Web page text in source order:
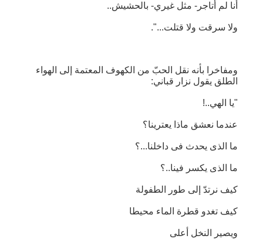
أنا لم أتاجر- مثل غيري- بالحشيش..
ولا سرقت ولا قتلت...".
ومفاخرا بأنه نقل الحبّ من الكهوف المعتمة إلى الهواء
الطلق يقول نزار قباني:
"يا الهي..!
عندما نعشق ماذا يعترينا؟
ما الذى يحدث فى داخلنا...؟
ما الذى يكسر فينا..؟
كيف نرتدّ إلى طور الطفولة
كيف تغدو قطرة الماء محيطا
ويصير النخل أعلى